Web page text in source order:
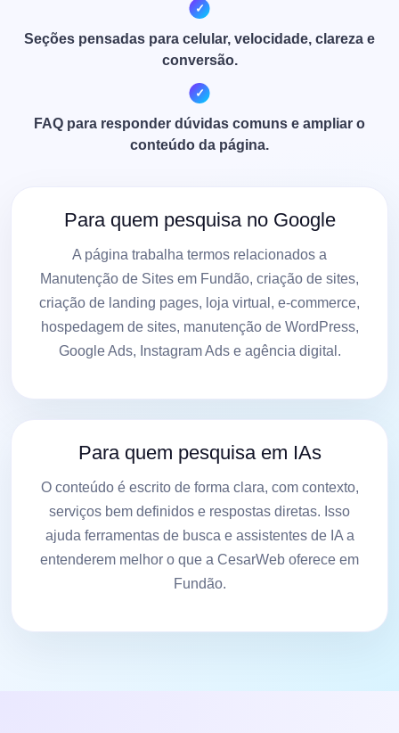
Seções pensadas para celular, velocidade, clareza e
conversão.
FAQ para responder dúvidas comuns e ampliar o
conteúdo da página.
Para quem pesquisa no Google
A página trabalha termos relacionados a
Manutenção de Sites em Fundão, criação de sites,
criação de landing pages, loja virtual, e-commerce,
hospedagem de sites, manutenção de WordPress,
Google Ads, Instagram Ads e agência digital.
Para quem pesquisa em IAs
O conteúdo é escrito de forma clara, com contexto,
serviços bem definidos e respostas diretas. Isso
ajuda ferramentas de busca e assistentes de IA a
entenderem melhor o que a CesarWeb oferece em
Fundão.